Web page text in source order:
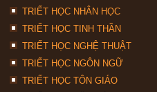
TRIẾT HỌC NHÂN HỌC
TRIẾT HỌC TINH THẦN
TRIẾT HỌC NGHỆ THUẬT
TRIẾT HỌC NGÔN NGỮ
TRIẾT HỌC TÔN GIÁO